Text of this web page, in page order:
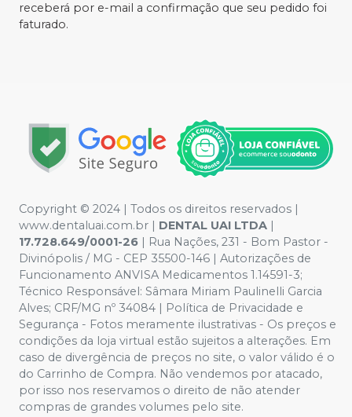
receberá por e-mail a confirmação que seu pedido foi
faturado.
Copyright © 2024 | Todos os direitos reservados |
www.dentaluai.com.br | DENTAL UAI LTDA |
17.728.649/0001-26 | Rua Nações, 231 - Bom Pastor -
Divinópolis / MG - CEP 35500-146 | Autorizações de
Funcionamento ANVISA Medicamentos 1.14591-3;
Técnico Responsável: Sâmara Miriam Paulinelli Garcia
Alves; CRF/MG nº 34084 | Política de Privacidade e
Segurança - Fotos meramente ilustrativas - Os preços e
condições da loja virtual estão sujeitos a alterações. Em
caso de divergência de preços no site, o valor válido é o
do Carrinho de Compra. Não vendemos por atacado,
por isso nos reservamos o direito de não atender
compras de grandes volumes pelo site.